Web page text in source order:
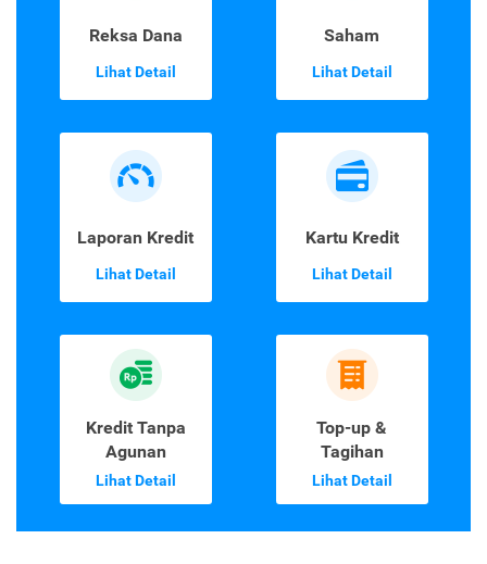
Reksa Dana
Lihat Detail
Saham
Lihat Detail
Laporan Kredit
Lihat Detail
Kartu Kredit
Lihat Detail
Kredit Tanpa
Agunan
Lihat Detail
Top-up &
Tagihan
Lihat Detail